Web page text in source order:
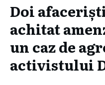
Doi
achitat
un caz de
activistului